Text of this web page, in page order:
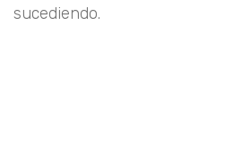
sucediendo.